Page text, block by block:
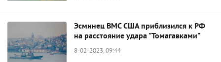
Эсминец ВМС США приблизился к РФ
на расстояние удара "Томагавками"
8-02-2023, 09:44